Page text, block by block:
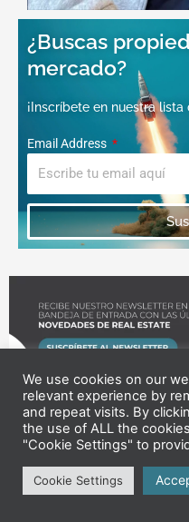
¿Buscas
mercado?
¡Inscríbete en nuestra lista
Email Address
¡Comparte
Facebook
We use cookies on our
relevant experience by
and repeat visits. By
the use of ALL the
"Cookie Settings" to
Cookie Settings